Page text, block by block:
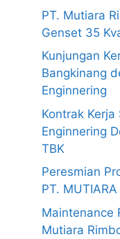
PT. Mutiara
Genset 35
Kunjungan
Bangkinang
Enginnering
Kontrak
Enginnering
TBK
Peresmian
PT. MUTIARA
Maintenance
Mutiara